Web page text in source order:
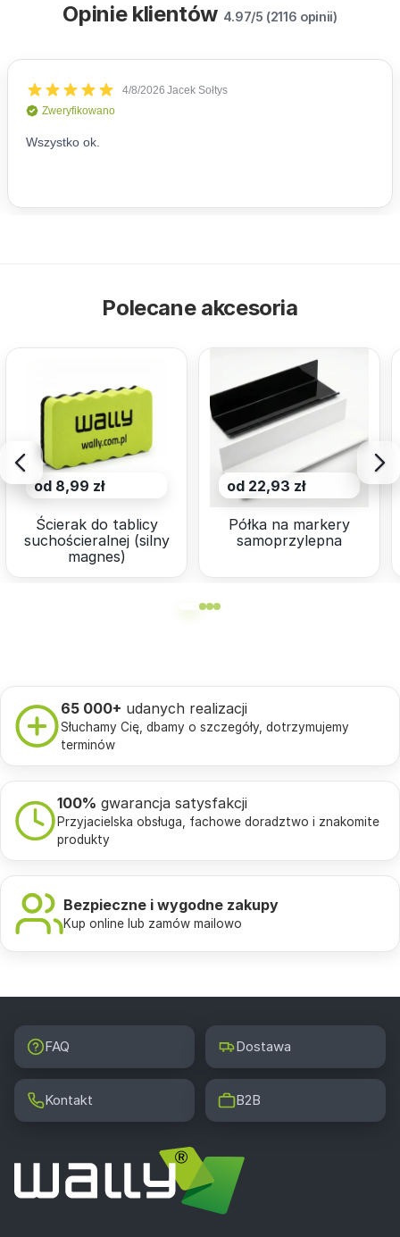
Opinie klientów 4.97/5 (2116 opinii)
Polecane akcesoria
od 8,99 zł
Ścierak do tablicy
suchościeralnej (silny
magnes)
od 22,93 zł
Półka na markery
samoprzylepna
65 000+ udanych realizacji
Słuchamy Cię, dbamy o szczegóły, dotrzymujemy
terminów
100% gwarancja satysfakcji
Przyjacielska obsługa, fachowe doradztwo i znakomite
produkty
Bezpieczne i wygodne zakupy
Kup online lub zamów mailowo
FAQ Dostawa
Kontakt B2B